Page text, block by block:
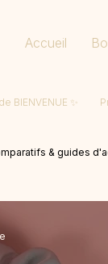
Accueil
BIENVENUE
& guides